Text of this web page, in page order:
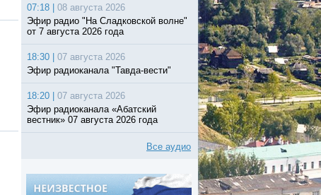
07:18 |
08 августа 2026
Эфир радио "На Сладковской волне"
от 7 августа 2026 года
18:30 |
07 августа 2026
Эфир радиоканала "Тавда-вести"
18:20 |
07 августа 2026
Эфир радиоканала «Абатский
вестник» 07 августа 2026 года
Все аудио